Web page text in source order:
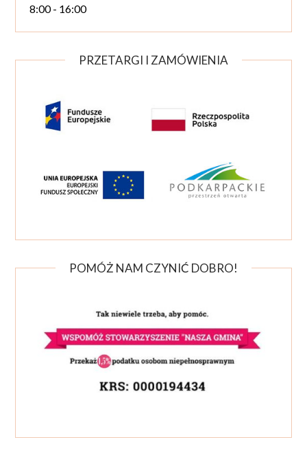
8:00 - 16:00
PRZETARGI I ZAMÓWIENIA
POMÓŻ NAM CZYNIĆ DOBRO!